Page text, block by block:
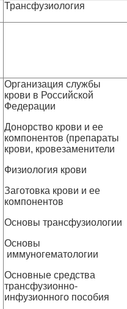
Трансфузиология
Организация службы
крови в Российской
Федерации
Донорство крови и ее
компонентов (препараты
крови, кровезаменители
Физиология крови
Заготовка крови и ее
компонентов
Основы трансфузиологии
Основы
иммуногематологии
Основные средства
трансфузионно-
инфузионного пособия